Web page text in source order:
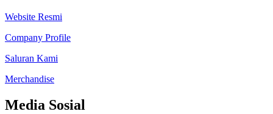
Website Resmi
Company Profile
Saluran Kami
Merchandise
Media Sosial